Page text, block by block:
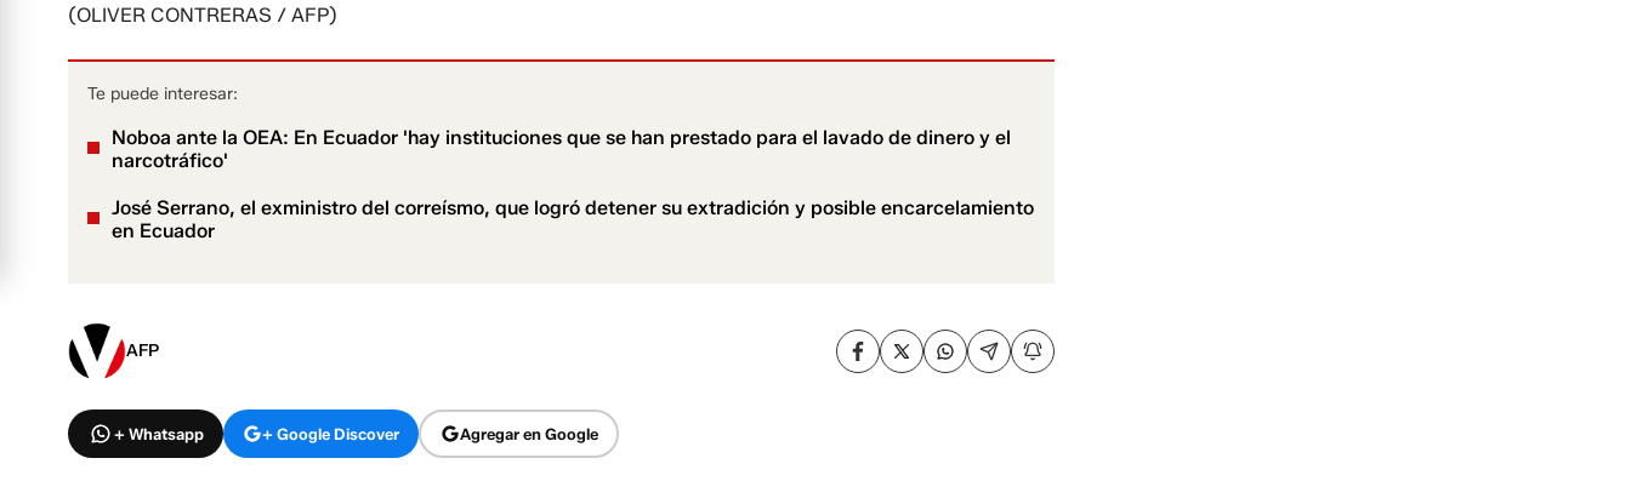
(OLIVER CONTRERAS / AFP)
Te puede interesar:
Noboa ante la OEA: En Ecuador 'hay instituciones que se han prestado para el lavado de dinero y el
narcotráfico'
José Serrano, el exministro del correísmo, que logró detener su extradición y posible encarcelamiento
en Ecuador
AFP
+ Whatsapp + Google Discover Agregar en Google